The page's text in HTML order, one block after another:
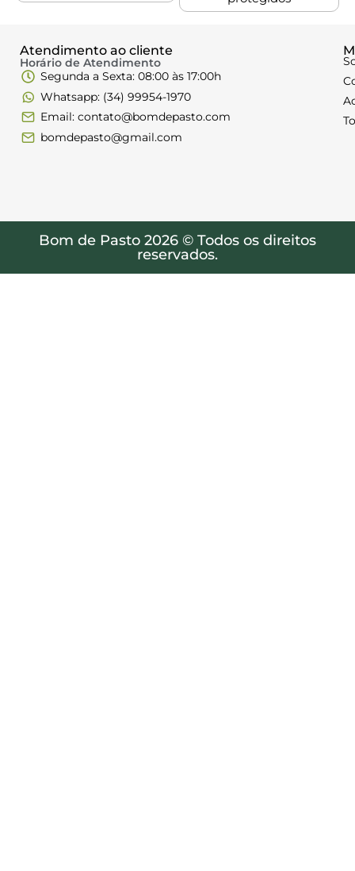
Atendimento ao cliente
Horário de Atendimento
Segunda a Sexta: 08:00 às 17:00h
Whatsapp: (34) 99954-1970
Email: contato@bomdepasto.com
bomdepasto@gmail.com
Bom de Pasto 2026 © Todos os direitos
reservados.